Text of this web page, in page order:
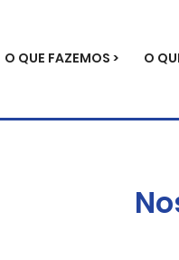
O QUE FAZEMOS > O